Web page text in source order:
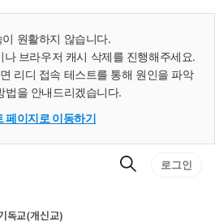
이 원활하지 않습니다.
브라우저 캐시 삭제를 진행해주세요.
리디 접속 테스트를 통해 원인을 파악
법을 안내드리겠습니다.
페이지로 이동하기
검
로그인
독교(개신교)